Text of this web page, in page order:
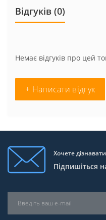
Відгуків (0)
Немає відгуків про цей
+ Написати відгук
Хочете
Підпишіться